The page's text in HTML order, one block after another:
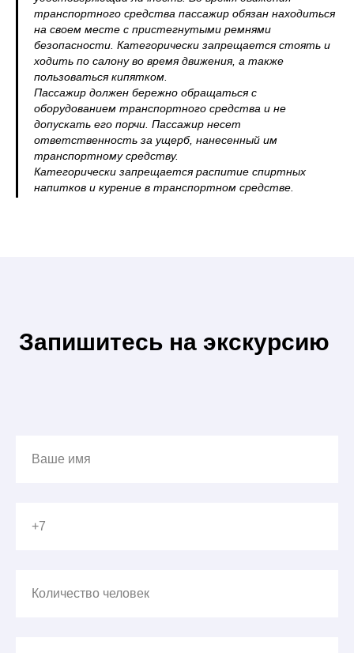
транспортного средства пассажир обязан находиться
на своем месте с пристегнутыми ремнями
безопасности. Категорически запрещается стоять и
ходить по салону во время движения, а также
пользоваться кипятком.
Пассажир должен бережно обращаться с
оборудованием транспортного средства и не
допускать его порчи. Пассажир несет
ответственность за ущерб, нанесенный им
транспортному средству.
Категорически запрещается распитие спиртных
напитков и курение в транспортном средстве.
Запишитесь на экскурсию
Ваше имя
+7
Количество человек